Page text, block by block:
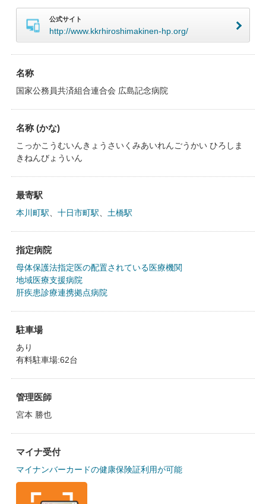
公式サイト
http://www.kkrhiroshimakinen-hp.org/
名称
国家公務員共済組合連合会 広島記念病院
名称 (かな)
こっかこうむいんきょうさいくみあいれんごうかい ひろしま
きねんびょういん
最寄駅
本川町駅 十日市町駅 土橋駅
指定病院
母体保護法指定医の配置されている医療機関
地域医療支援病院
肝疾患診療連携拠点病院
駐車場
あり
有料駐車場:62台
管理医師
宮本 勝也
マイナ受付
マイナンバーカードの健康保険証利用が可能